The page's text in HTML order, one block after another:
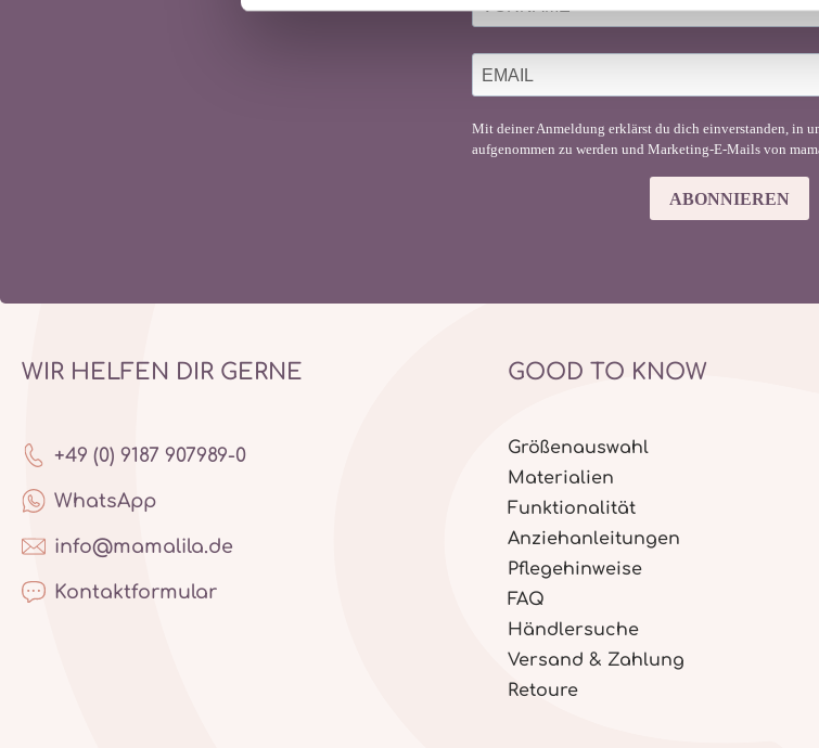
Mit deiner Anmeldung erklärst du dich einverstanden, in
aufgenommen zu werden und Marketing-E-Mails von
ABONNIEREN
WIR HELFEN DIR GERNE
+49 (0) 9187 907989-0
WhatsApp
info@mamalila.de
Kontaktformular
GOOD TO KNOW
Größenauswahl
Materialien
Funktionalität
Anziehanleitungen
Pflegehinweise
FAQ
Händlersuche
Versand & Zahlung
Retoure